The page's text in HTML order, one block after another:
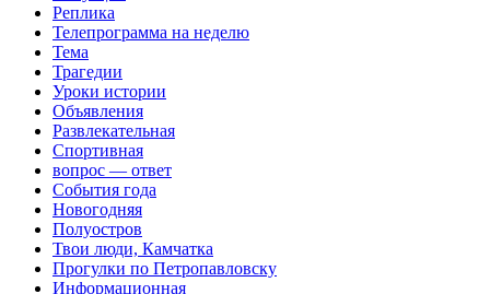
Реплика
Телепрограмма на неделю
Тема
Трагедии
Уроки истории
Объявления
Развлекательная
Спортивная
вопрос — ответ
События года
Новогодняя
Полуостров
Твои люди, Камчатка
Прогулки по Петропавловску
Информационная